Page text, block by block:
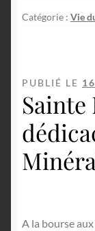
Catégorie : Vie
PUBLIÉ LE
A la bourse